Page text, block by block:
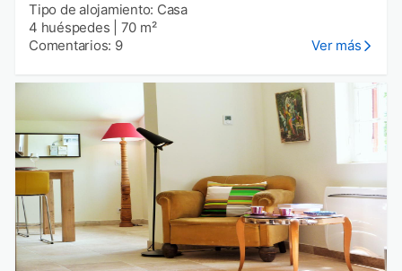
Tipo de alojamiento: Casa
4 huéspedes
70 m²
Comentarios: 9
Ver más